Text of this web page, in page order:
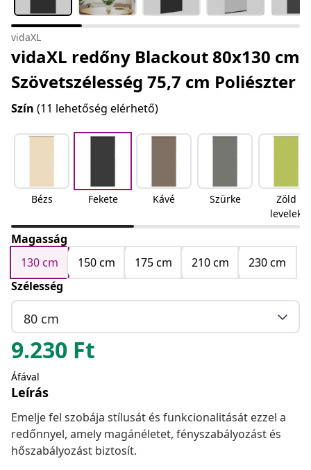
vidaXL
vidaXL redőny Blackout 80x130 cm
Szövetszélesség 75,7 cm Poliészter
Szín (11 lehetőség elérhető)
Bézs Fekete Kávé Szürke
Zöld
levelek
Magasság
130 cm
150 cm 175 cm 210 cm
230 cm
Szélesség
80 cm
9.230 Ft
Áfával
Leírás
Emelje fel szobája stílusát és funkcionalitását ezzel a
redőnnyel, amely magánéletet, fényszabályozást és
hőszabályozást biztosít.